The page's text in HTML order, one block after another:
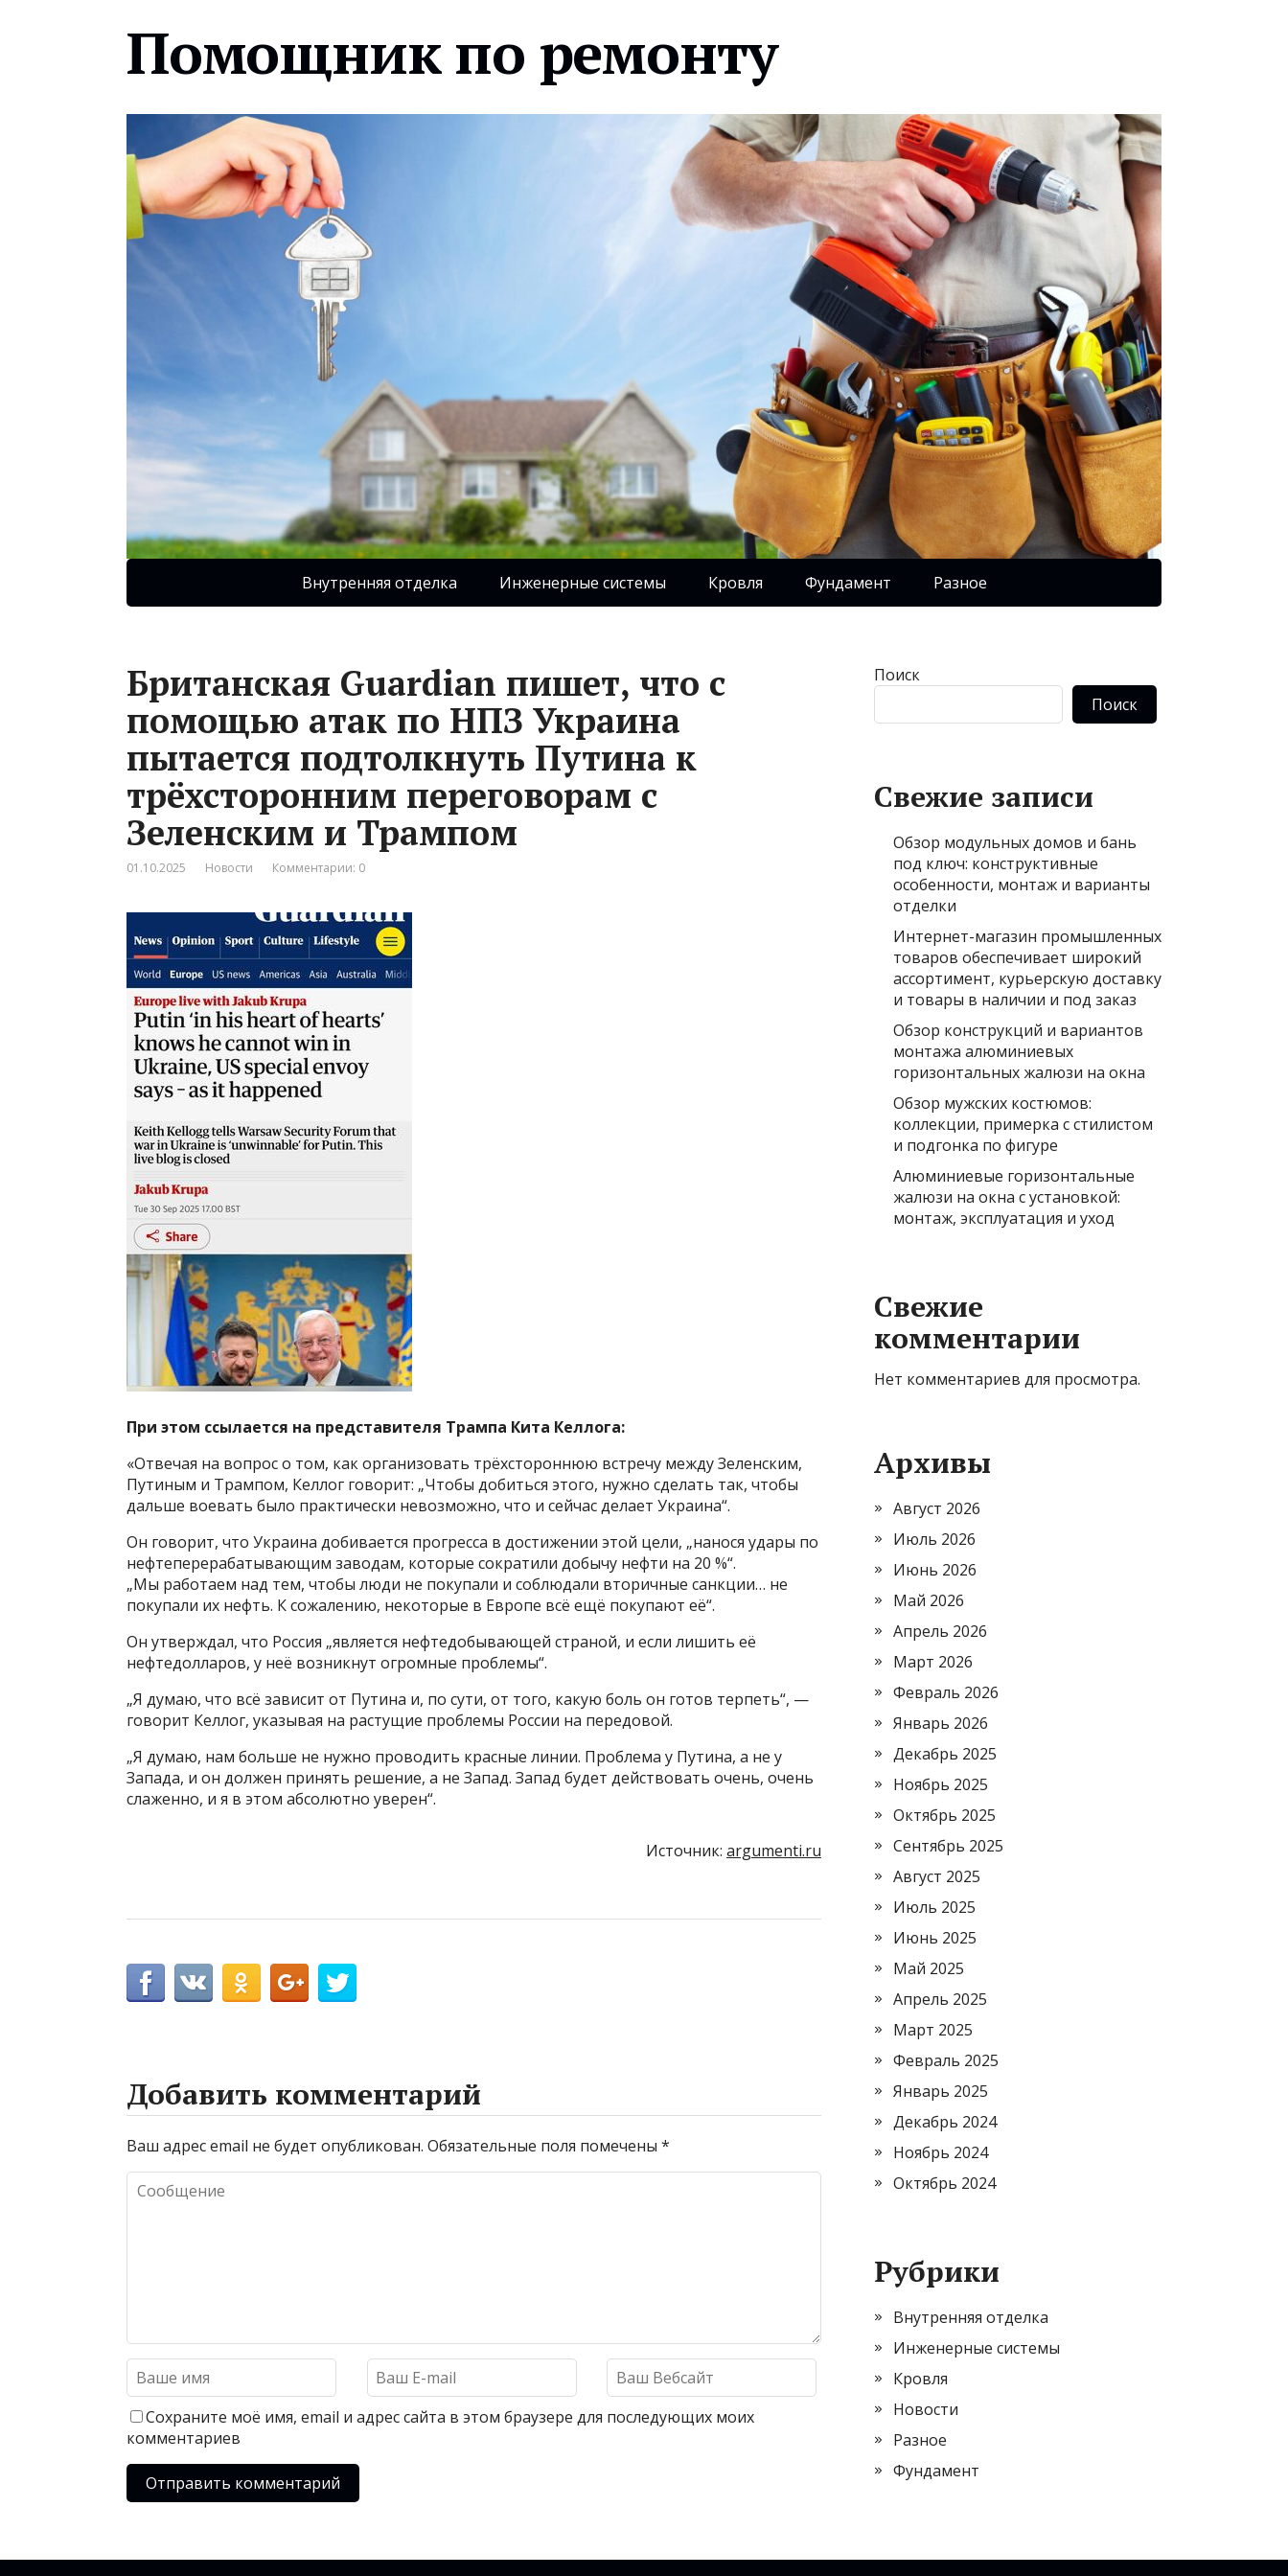
Помощник по ремонту
Внутренняя отделка Инженерные системы Кровля Фундамент Разное
Британская Guardian пишет, что с
помощью атак по НПЗ Украина
пытается подтолкнуть Путина к
трёхсторонним переговорам с
Зеленским и Трампом
01.10.2025 Новости Комментарии: 0
При этом ссылается на представителя Трампа Кита Келлога:
«Отвечая на вопрос о том, как организовать трёхстороннюю встречу между Зеленским,
Путиным и Трампом, Келлог говорит: „Чтобы добиться этого, нужно сделать так, чтобы
дальше воевать было практически невозможно, что и сейчас делает Украина“.
Он говорит, что Украина добивается прогресса в достижении этой цели, „нанося удары по
нефтеперерабатывающим заводам, которые сократили добычу нефти на 20 %“.
„Мы работаем над тем, чтобы люди не покупали и соблюдали вторичные санкции… не
покупали их нефть. К сожалению, некоторые в Европе всё ещё покупают её“.
Он утверждал, что Россия „является нефтедобывающей страной, и если лишить её
нефтедолларов, у неё возникнут огромные проблемы“.
„Я думаю, что всё зависит от Путина и, по сути, от того, какую боль он готов терпеть“, —
говорит Келлог, указывая на растущие проблемы России на передовой.
„Я думаю, нам больше не нужно проводить красные линии. Проблема у Путина, а не у
Запада, и он должен принять решение, а не Запад. Запад будет действовать очень, очень
слаженно, и я в этом абсолютно уверен“.
Источник: argumenti.ru
Добавить комментарий
Ваш адрес email не будет опубликован. Обязательные поля помечены *
Сохраните моё имя, email и адрес сайта в этом браузере для последующих моих
комментариев
Поиск
Поиск
Свежие записи
Обзор модульных домов и бань
под ключ: конструктивные
особенности, монтаж и варианты
отделки
Интернет-магазин промышленных
товаров обеспечивает широкий
ассортимент, курьерскую доставку
и товары в наличии и под заказ
Обзор конструкций и вариантов
монтажа алюминиевых
горизонтальных жалюзи на окна
Обзор мужских костюмов:
коллекции, примерка с стилистом
и подгонка по фигуре
Алюминиевые горизонтальные
жалюзи на окна с установкой:
монтаж, эксплуатация и уход
Свежие
комментарии
Нет комментариев для просмотра.
Архивы
Август 2026
Июль 2026
Июнь 2026
Май 2026
Апрель 2026
Март 2026
Февраль 2026
Январь 2026
Декабрь 2025
Ноябрь 2025
Октябрь 2025
Сентябрь 2025
Август 2025
Июль 2025
Июнь 2025
Май 2025
Апрель 2025
Март 2025
Февраль 2025
Январь 2025
Декабрь 2024
Ноябрь 2024
Октябрь 2024
Рубрики
Внутренняя отделка
Инженерные системы
Кровля
Новости
Разное
Фундамент